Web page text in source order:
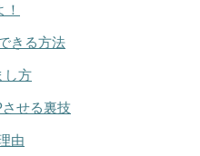
きる方法
し方
せる裏技
由